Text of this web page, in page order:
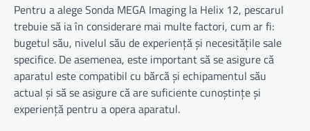
Pentru a alege Sonda MEGA Imaging la Helix 12, pescarul
trebuie să ia în considerare mai multe factori, cum ar fi:
bugetul său, nivelul său de experiență și necesitățile sale
specifice. De asemenea, este important să se asigure că
aparatul este compatibil cu bărcă și echipamentul său
actual și să se asigure că are suficiente cunoștințe și
experiență pentru a opera aparatul.